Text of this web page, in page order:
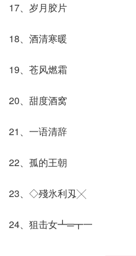
17、岁月胶片
18、酒清寒暖
19、苍风燃霜
20、甜度酒窝
21、一语清辞
22、孤的王朝
23、◇殘氷利刄╳
24、狙击女┻═┳一